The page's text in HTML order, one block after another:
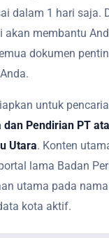
dalam 1 hari saja.
akan membantu
dokumen
untuk
dan Pendirian PT
Utara. Konten
lama Badan
utama pada
kota aktif.